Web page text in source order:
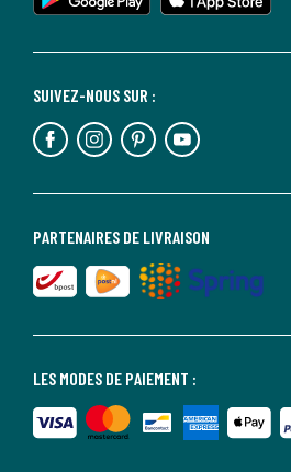
LES MODES DE PAIEMENT :
PARTENAIRES DE LIVRAISON
SUIVEZ-NOUS SUR :